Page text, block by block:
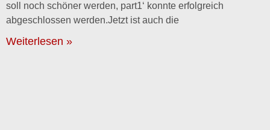
soll noch schöner werden, part1‘ konnte erfolgreich
abgeschlossen werden.Jetzt ist auch die
Weiterlesen »